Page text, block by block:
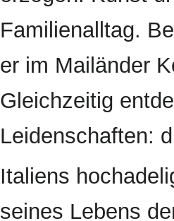
Familienalltag.
er im Mailänder
Gleichzeitig
Leidenschaften:
Italiens
seines Lebens